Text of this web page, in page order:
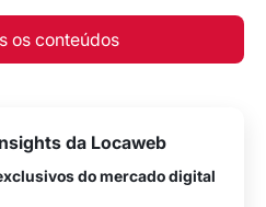
os conteúdos
da Locaweb
do mercado digital